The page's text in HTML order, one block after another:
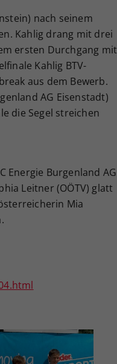
nach seinem
Kahlig drang mit drei
ersten Durchgang mit
Kahlig BTV-
aus dem Bewerb.
AG Eisenstadt)
die Segel streichen
Energie Burgenland AG
Leitner (OÖTV) glatt
Mia